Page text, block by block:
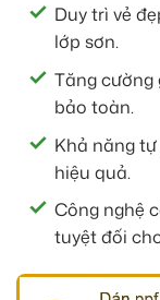
Duy trì vẻ
lớp sơn.
Tăng cường
bảo toàn.
Khả năng
hiệu quả.
Công nghệ
tuyệt đối